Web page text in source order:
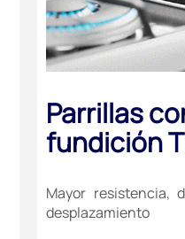
Parrillas
fundición
Mayor resistencia,
desplazamiento